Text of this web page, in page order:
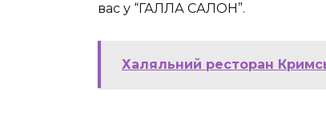
вас у “ГАЛЛА САЛОН”.
Халяльний ресторан